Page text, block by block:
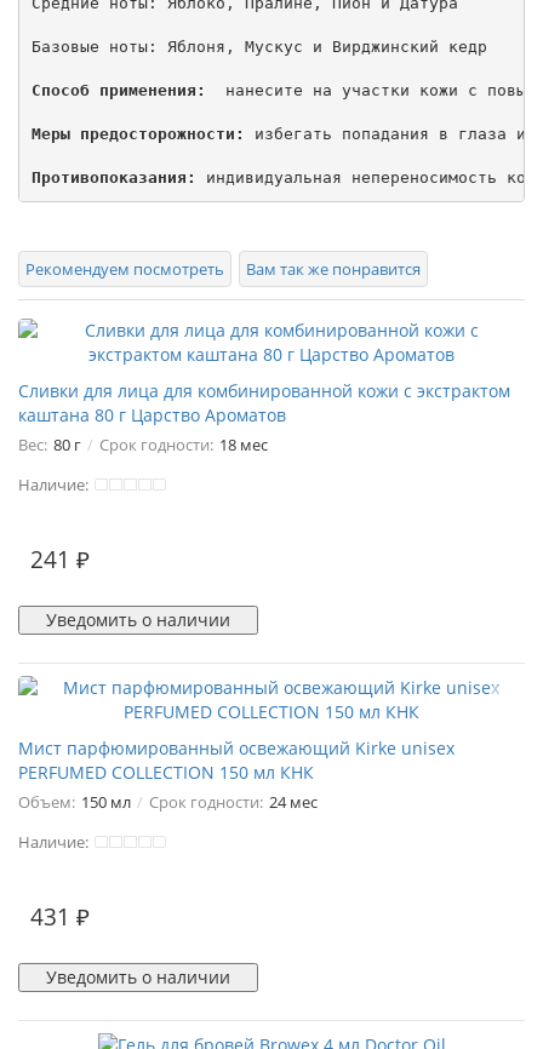
Базовые ноты: Яблоня, Мускус и Вирджинский кедр
Способ применения: нанесите на участки кожи с
Меры предосторожности: избегать попадания в глаза и
Противопоказания:
Рекомендуем посмотреть Вам так же понравится
Сливки для лица для комбинированной кожи с экстрактом
каштана 80 г Царство Ароматов
Вес: 80 г Срок годности: 18 мес
Наличие:
241 ₽
Уведомить о наличии
Мист парфюмированный освежающий Kirke unisex
PERFUMED COLLECTION 150 мл КНК
Объем: 150 мл Срок годности: 24 мес
Наличие:
431 ₽
Уведомить о наличии